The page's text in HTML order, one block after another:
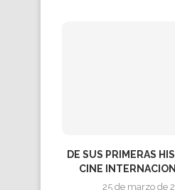
DE SUS PRIMERAS
CINE
25 de marzo de